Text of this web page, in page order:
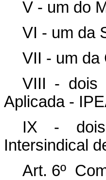
V - um do
VI - um da
VII - um da
VIII - dois
Aplicada -
IX - dois
Intersindical
Art. 6º